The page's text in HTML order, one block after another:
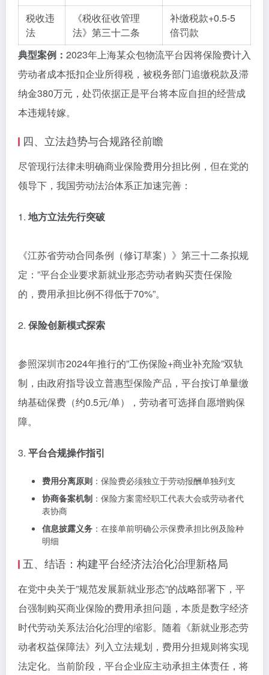
税收违
法
《税收征收管理
法》第三十二条
补缴税款+0.5-5
倍罚款
典型案例： 2023年上海某众包物流平台因将保险费计入
劳动者成本抵扣企业所得税，被税务部门追缴税款及滞
纳金380万元，处罚依据正是平台将本应自担的经营成
本违规转嫁。
四、立法趋势与合规路径前瞻
尽管现行法律未明确商业保险费用分担比例，但在党的
领导下，我国劳动法治体系正加速完善：
1. 地方立法先行突破
《江苏省劳动合同条例（修订草案）》第三十二条拟规
定：”平台企业要求新就业形态劳动者购买责任保险
的，费用承担比例不得低于70%”。
2. 保险创新模式探索
参照深圳市2024年推行的”工伤保险+商业补充险”双轨
制，由政府指导设立普惠型保险产品，平台按订单量缴
纳基础保费（约0.5元/单），劳动者可选择自愿增购保
障。
3. 平台合规操作指引
费用分离原则 ：保险费必须独立于劳动报酬单独列支
协商备案机制 ：保险方案需经职工代表大会或劳动者代
表协商
信息披露义务 ：在接单前明确公示保费承担比例及险种
明细
五、结语：构建平台经济法治化治理新格局
在党中央关于”规范发展新就业形态”的战略部署下，平
台强制购买商业保险的费用承担问题，本质是数字经济
时代劳动关系法治化治理的缩影。随着《新就业形态劳
动者权益保障法》列入立法规划，费用分担规则将实现
法定化。当前阶段，平台企业应主动承担主体责任，将